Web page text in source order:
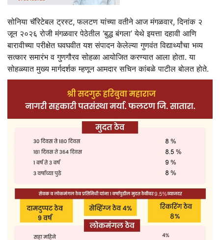
सोनिया चॅरिटेबल ट्रस्ट, फलटण यांच्या वतीने आज मंगळवार, दिनांक २
जून २०२६ रोजी मंगळवार पेठेतील ‘बुद्ध बंगला’ येथे इयत्ता दहावी आणि
बारावीच्या परीक्षेत घवघवीत यश संपादन केलेल्या गुणवंत विद्यार्थ्यांचा भव्य
सत्कार समारंभ व गुणगौरव सोहळा आयोजित करण्यात आला होता. या
सोहळ्यात मुख्य मार्गदर्शक म्हणून आमदार सचिन कांबळे पाटील बोलत होते.